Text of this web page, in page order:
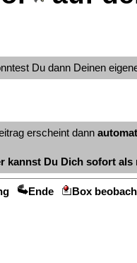
Du dann Deinen
erscheint dann
kannst Du Dich sofort
Ende Box